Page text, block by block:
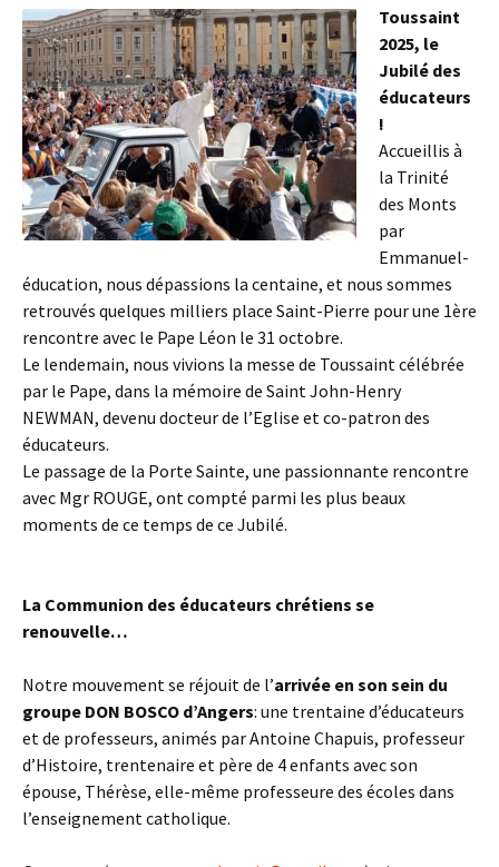
Toussaint
2025, le
Jubilé des
éducateurs
!
Accueillis à
la Trinité
des Monts
par
Emmanuel-
éducation, nous dépassions la centaine, et nous sommes
retrouvés quelques milliers place Saint-Pierre pour une 1ère
rencontre avec le Pape Léon le 31 octobre.
Le lendemain, nous vivions la messe de Toussaint célébrée
par le Pape, dans la mémoire de Saint John-Henry
NEWMAN, devenu docteur de l’Eglise et co-patron des
éducateurs.
Le passage de la Porte Sainte, une passionnante rencontre
avec Mgr ROUGE, ont compté parmi les plus beaux
moments de ce temps de ce Jubilé.
La Communion des éducateurs chrétiens se
renouvelle…
Notre mouvement se réjouit de l’arrivée en son sein du
groupe DON BOSCO d’Angers: une trentaine d’éducateurs
et de professeurs, animés par Antoine Chapuis, professeur
d’Histoire, trentenaire et père de 4 enfants avec son
épouse, Thérèse, elle-même professeure des écoles dans
l’enseignement catholique.